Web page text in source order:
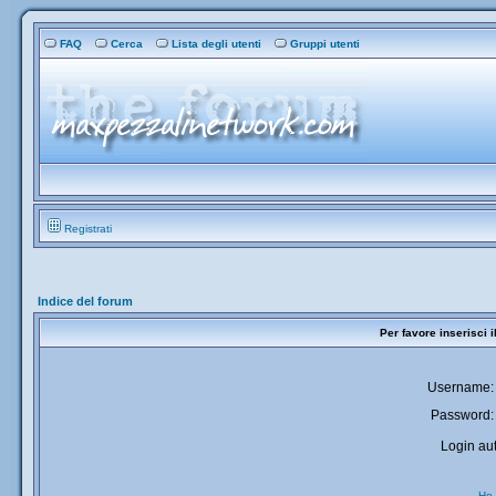
FAQ Cerca Lista degli utenti Gruppi utenti
Registrati
Indice del forum
Per favore inserisci
Username:
Password:
Login